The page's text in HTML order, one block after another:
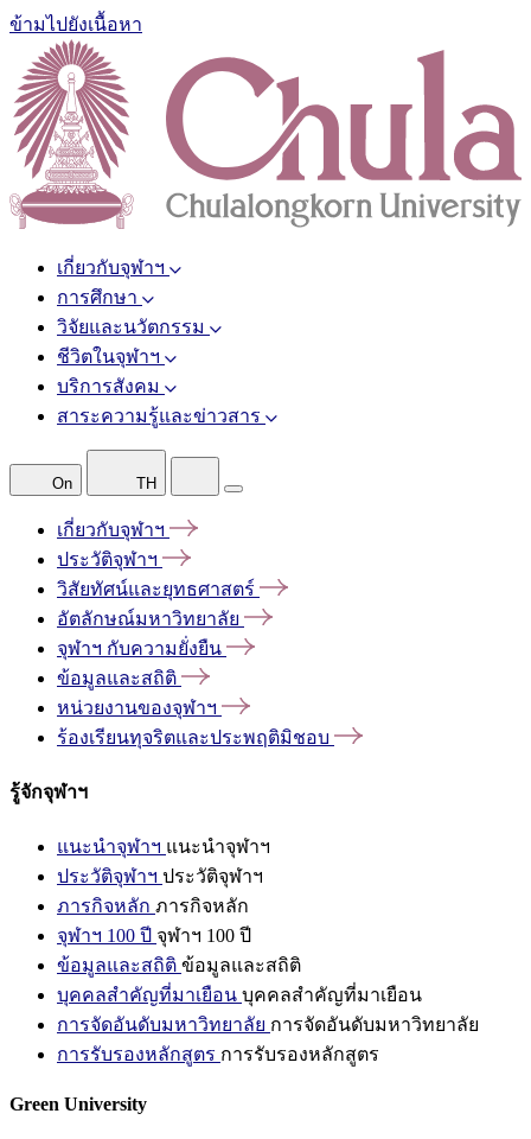
ข้ามไปยังเนื้อหา
เกี่ยวกับจุฬาฯ
การศึกษา
วิจัยและนวัตกรรม
ชีวิตในจุฬาฯ
บริการสังคม
สาระความรู้และข่าวสาร
On TH
เกี่ยวกับจุฬาฯ
ประวัติจุฬาฯ
วิสัยทัศน์และยุทธศาสตร์
อัตลักษณ์มหาวิทยาลัย
จุฬาฯ กับความยั่งยืน
ข้อมูลและสถิติ
หน่วยงานของจุฬาฯ
ร้องเรียนทุจริตและประพฤติมิชอบ
รู้จักจุฬาฯ
แนะนำจุฬาฯ แนะนำจุฬาฯ
ประวัติจุฬาฯ ประวัติจุฬาฯ
ภารกิจหลัก ภารกิจหลัก
จุฬาฯ 100 ปี จุฬาฯ 100 ปี
ข้อมูลและสถิติ ข้อมูลและสถิติ
บุคคลสำคัญที่มาเยือน บุคคลสำคัญที่มาเยือน
การจัดอันดับมหาวิทยาลัย การจัดอันดับมหาวิทยาลัย
การรับรองหลักสูตร การรับรองหลักสูตร
Green University